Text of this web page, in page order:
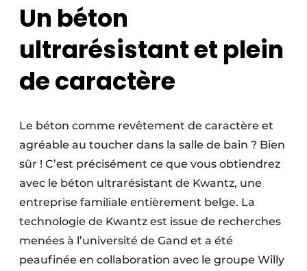
Un béton
ultrarésistant et plein
de caractère
Le béton comme revêtement de caractère et
agréable au toucher dans la salle de bain ? Bien
sûr ! C’est précisément ce que vous obtiendrez
avec le béton ultrarésistant de Kwantz, une
entreprise familiale entièrement belge. La
technologie de Kwantz est issue de recherches
menées à l’université de Gand et a été
peaufinée en collaboration avec le groupe Willy